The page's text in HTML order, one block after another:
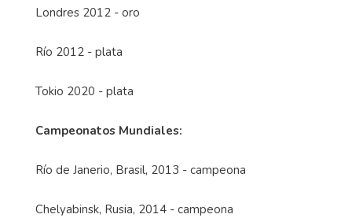
Londres 2012 - oro
Río 2012 - plata
Tokio 2020 - plata
Campeonatos Mundiales:
Río de Janerio, Brasil, 2013 - campeona
Chelyabinsk, Rusia, 2014 - campeona